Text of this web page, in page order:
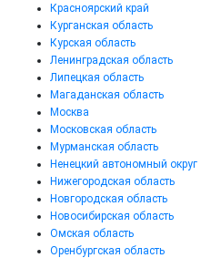
Красноярский край
Курганская область
Курская область
Ленинградская область
Липецкая область
Магаданская область
Москва
Московская область
Мурманская область
Ненецкий автономный округ
Нижегородская область
Новгородская область
Новосибирская область
Омская область
Оренбургская область